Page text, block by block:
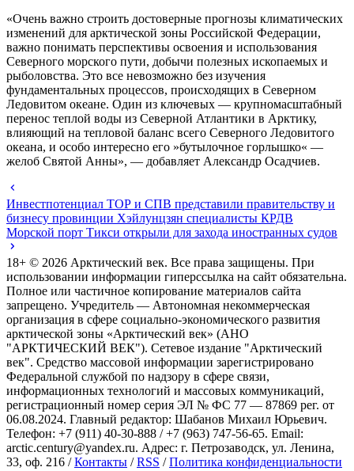
«Очень важно строить достоверные прогнозы климатических
изменений для арктической зоны Российской Федерации,
важно понимать перспективы освоения и использования
Северного морского пути, добычи полезных ископаемых и
рыболовства. Это все невозможно без изучения
фундаментальных процессов, происходящих в Северном
Ледовитом океане. Один из ключевых — крупномасштабный
перенос теплой воды из Северной Атлантики в Арктику,
влияющий на тепловой баланс всего Северного Ледовитого
океана, и особо интересно его »бутылочное горлышко« —
желоб Святой Анны», — добавляет Александр Осадчиев.
Инвестпотенциал ТОР и СПВ представили правительству и
бизнесу провинции Хэйлунцзян специалисты КРДВ
Морской порт Тикси открыли для захода иностранных судов
18+ © 2026 Арктический век. Все права защищены. При
использовании информации гиперссылка на сайт обязательна.
Полное или частичное копирование материалов сайта
запрещено. Учредитель — Автономная некоммерческая
организация в сфере социально-экономического развития
арктической зоны «Арктический век» (АНО
"АРКТИЧЕСКИЙ ВЕК"). Сетевое издание "Арктический
век". Средство массовой информации зарегистрировано
Федеральной службой по надзору в сфере связи,
информационных технологий и массовых коммуникаций,
регистрационный номер серия ЭЛ № ФС 77 — 87869 рег. от
06.08.2024. Главный редактор: Шабанов Михаил Юрьевич.
Телефон: +7 (911) 40-30-888 / +7 (963) 747-56-65. Email:
arctic.century@yandex.ru. Адрес: г. Петрозаводск, ул. Ленина,
33, оф. 216 /Контакты /RSS /Политика конфиденциальности